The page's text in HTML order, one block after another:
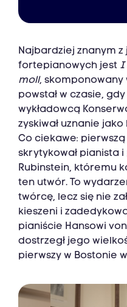
Najbardziej znanym z
fortepianowych jest I
moll, skomponowany
powstał w czasie, gdy
wykładowcą
zyskiwał uznanie
Co ciekawe:
skrytykował pianista
Rubinstein, któremu
ten utwór. To
twórcę, lecz się nie
kieszeni i
pianiście Hansowi
dostrzegł jego
pierwszy w Bostonie